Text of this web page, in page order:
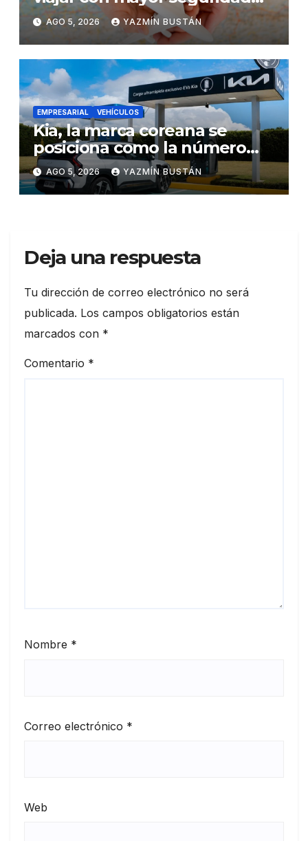
dentro y fuera del Ecuador
AGO 5, 2026 YAZMÍN BUSTÁN
EMPRESARIAL VEHÍCULOS
Kia, la marca coreana se
posiciona como la número
uno en ventas de vehículos
eléctricos en Ecuador
durante julio
AGO 5, 2026 YAZMÍN BUSTÁN
Deja una respuesta
Tu dirección de correo electrónico no será
publicada. Los campos obligatorios están
marcados con *
Comentario *
Nombre *
Correo electrónico *
Web